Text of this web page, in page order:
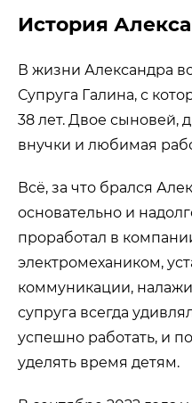
История
В жизни Александра
Супруга Галина, с
38 лет. Двое сыновей,
внучки и любимая
Всё, за что брался
основательно и
проработал в
электромехаником,
коммуникации,
супруга всегда
успешно работать, и
уделять время детям.